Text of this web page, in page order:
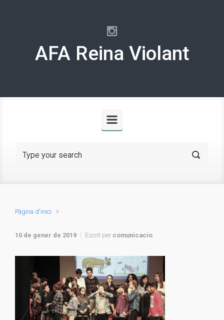
AFA Reina Violant
Pàgina d'inici
10 de gener de 2019 Escrit per comunicacio